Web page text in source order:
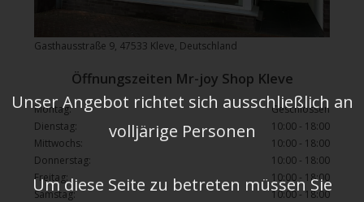
Gasthausstraße 9, 47533 Kleve, Deutschland
Öffnungszeiten Mr-joy Shop Kleve
Montag:
Geschlossen
Dienstag:
10:00 - 18:00
Mittwochs:
10:00 - 18:00
Donnerstag:
10:00 - 18:00
Freitag:
10:00 - 18:00
Samstag:
10:00 - 18:00
Unser Angebot richtet sich ausschließlich an
volljärige Personen
Um diese Seite zu betreten müssen Sie